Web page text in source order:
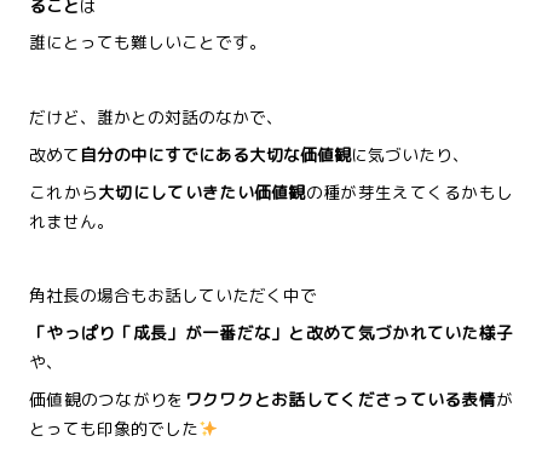
ることは
誰にとっても難しいことです。
だけど、誰かとの対話のなかで、
改めて 自分の中にすでにある大切な価値観に気づいたり、
これから大切にしていきたい価値観の種が芽生えてくるかもし
れません。
角社長の場合もお話していただく中で
「やっぱり「成長」が一番だな」と改めて気づかれていた様子
や、
価値観のつながりを ワクワクとお話してくださっている表情が
とっても印象的でした